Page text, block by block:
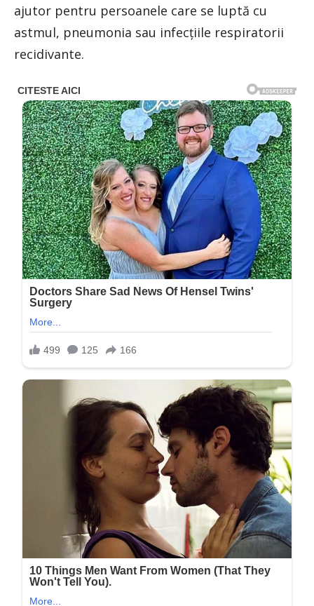
ajutor pentru persoanele care se luptă cu
astmul, pneumonia sau infecţiile respiratorii
recidivante.